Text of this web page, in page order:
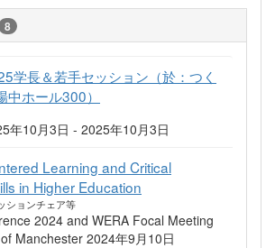
8
学長＆若手セッション（於：つく
中ホール300）
年10月3日 - 2025年10月3日
Learning and Critical
in Higher Education
ションチェア等
2024 and WERA Focal Meeting
Manchester 2024年9月10日